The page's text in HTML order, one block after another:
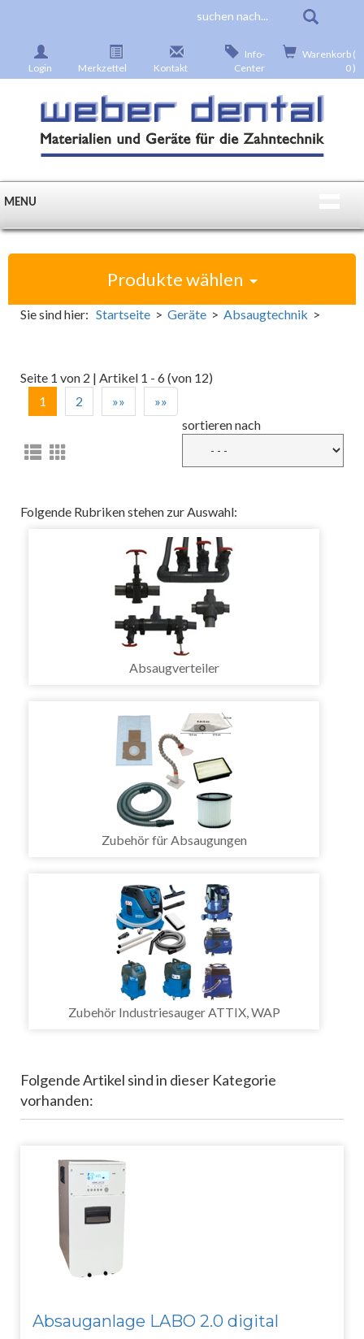
Login Merkzettel Kontakt
Info-
Center
Warenkorb (
0 )
MENU
Produkte wählen
Sie sind hier: Startseite > Geräte > Absaugtechnik >
Seite 1 von 2 | Artikel 1 - 6 (von 12)
1
2 »»
»»
sortieren nach
Folgende Rubriken stehen zur Auswahl:
Absaugverteiler
Zubehör für Absaugungen
Zubehör Industriesauger ATTIX, WAP
Folgende Artikel sind in dieser Kategorie
vorhanden:
Absauganlage LABO 2.0 digital